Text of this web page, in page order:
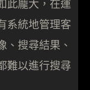
此龐大，在運
系統地管理客
、搜尋結果、
難以進行搜尋